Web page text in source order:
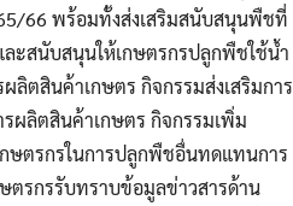
66 พร้อมทั้งส่งเสริมสนับสนุนพืชที่
ะสนับสนุนให้เกษตรกรปลูกพืชใช้น้ำ
ลิตสินค้าเกษตร กิจกรรมส่งเสริมการ
ผลิตสินค้าเกษตร กิจกรรมเพิ่ม
ษตรกรในการปลูกพืชอื่นทดแทนการ
ตรกรรับทราบข้อมูลข่าวสารด้าน